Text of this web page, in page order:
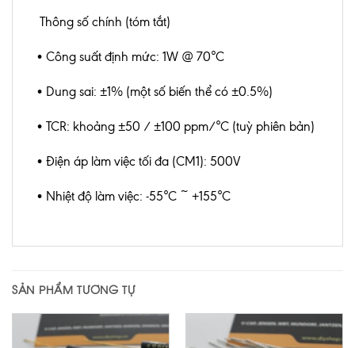
Thông số chính (tóm tắt)
• Công suất định mức: 1W @ 70°C
• Dung sai: ±1% (một số biến thể có ±0.5%)
• TCR: khoảng ±50 / ±100 ppm/°C (tuỳ phiên bản)
• Điện áp làm việc tối đa (CM1): 500V
• Nhiệt độ làm việc: -55°C ~ +155°C
SẢN PHẨM TƯƠNG TỰ